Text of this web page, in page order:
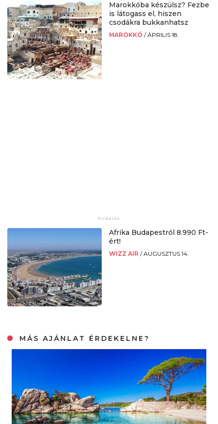
Marokkóba készülsz? Fezbe
is látogass el, hiszen
csodákra bukkanhatsz
MAROKKÓ /ÁPRILIS 18.
Afrika Budapestről 8.990 Ft-
ért!
WIZZ AIR /AUGUSZTUS 14.
MÁS AJÁNLAT ÉRDEKELNE?